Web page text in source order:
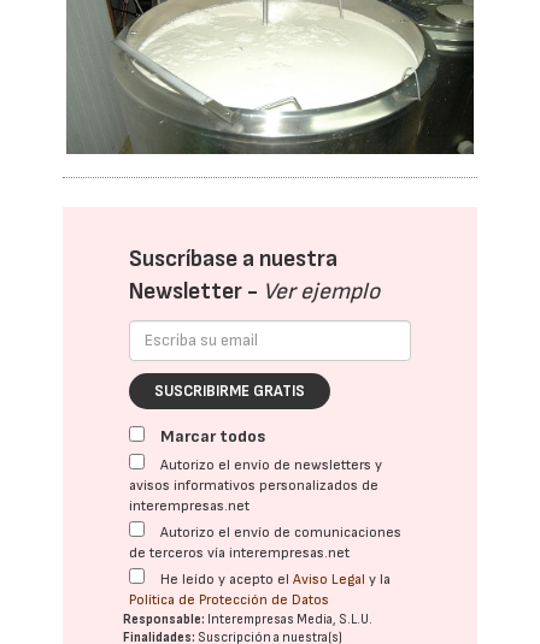
Suscríbase a nuestra
Newsletter - Ver ejemplo
SUSCRIBIRME GRATIS
Marcar todos
Autorizo el envío de newsletters y
avisos informativos personalizados de
interempresas.net
Autorizo el envío de comunicaciones
de terceros vía interempresas.net
He leído y acepto elAviso Legal y la
Política de Protección de Datos
Responsable: Interempresas Media, S.L.U.
Finalidades: Suscripción a nuestra(s)